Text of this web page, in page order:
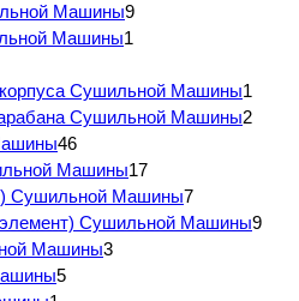
Машины9
Машины1
Сушильной Машины1
Сушильной Машины2
46
Машины17
Сушильной Машины7
элемент) Сушильной Машины9
Машины3
5